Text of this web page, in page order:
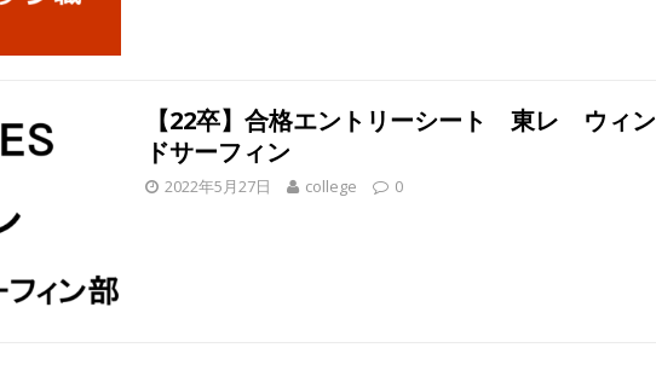
手当・資格取得支援制度あり ｜ 年間休日123日 ｜ 創立以来74年間黒字経営 ｜ 合田工務店
体育
会積極採用企業
【 28卒 ｜ 愛知勤務・転勤なし 】 自動車生産に欠かせない部品を独自のノウ
ハウで素材から生産まで国内で唯一一貫生産する鋼材加工メーカー ｜ 幅広くマルチに活躍する人
財に成長することが可能 ｜ 住宅手当有 ｜ スチールテック
【22卒】合格エントリーシート 東レ ウィン
ドサーフィン
2022年5月27日 college 0